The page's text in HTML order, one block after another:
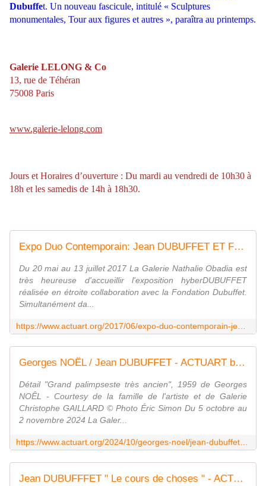
Dubuffet. Un nouveau fascicule, intitulé « Sculptures
monumentales, Tour aux figures et autres », paraîtra au printemps.
Galerie LELONG & Co
13, rue de Téhéran
75008 Paris
www.galerie-lelong.com
Jours et Horaires d’ouverture : Du mardi au vendredi de 10h30 à
18h et les samedis de 14h à 18h30.
Expo Duo Contemporain: Jean DUBUFFET ET Fabrice HYBER "hyberDUBUFFET" - ACTUART by Eric SIMON
Du 20 mai au 13 juillet 2017 La Galerie Nathalie Obadia est
très heureuse d'accueillir l'exposition hyberDUBUFFET
réalisée en étroite collaboration avec la Fondation Dubuffet.
Simultanément da...
Georges NOËL / Jean DUBUFFET - ACTUART by Eric SIMON
Détail "Grand palimpseste très ancien", 1959 de Georges
NOÊL - Courtesy de la famille de l'artiste et de Galerie
Christophe GAILLARD © Photo Éric Simon Du 5 octobre au
2 novembre 2024 La Galer...
Jean DUBUFFFET " Le cours de choses " - ACTUART by Eric SIMON